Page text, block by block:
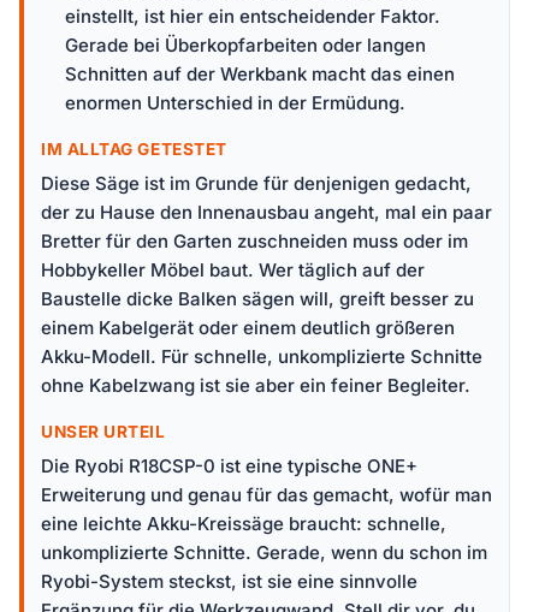
einstellt, ist hier ein entscheidender Faktor.
Gerade bei Überkopfarbeiten oder langen
Schnitten auf der Werkbank macht das einen
enormen Unterschied in der Ermüdung.
IM ALLTAG GETESTET
Diese Säge ist im Grunde für denjenigen gedacht,
der zu Hause den Innenausbau angeht, mal ein paar
Bretter für den Garten zuschneiden muss oder im
Hobbykeller Möbel baut. Wer täglich auf der
Baustelle dicke Balken sägen will, greift besser zu
einem Kabelgerät oder einem deutlich größeren
Akku-Modell. Für schnelle, unkomplizierte Schnitte
ohne Kabelzwang ist sie aber ein feiner Begleiter.
UNSER URTEIL
Die Ryobi R18CSP-0 ist eine typische ONE+
Erweiterung und genau für das gemacht, wofür man
eine leichte Akku-Kreissäge braucht: schnelle,
unkomplizierte Schnitte. Gerade, wenn du schon im
Ryobi-System steckst, ist sie eine sinnvolle